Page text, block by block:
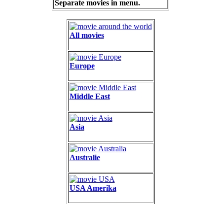
Separate movies in menu.
All movies
Europe
Middle East
Asia
Australie
USA Amerika